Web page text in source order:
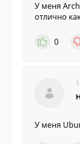
У меня
отлично
0
У меня